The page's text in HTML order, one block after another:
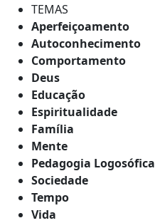
TEMAS
Aperfeiçoamento
Autoconhecimento
Comportamento
Deus
Educação
Espiritualidade
Família
Mente
Pedagogia Logosófica
Sociedade
Tempo
Vida